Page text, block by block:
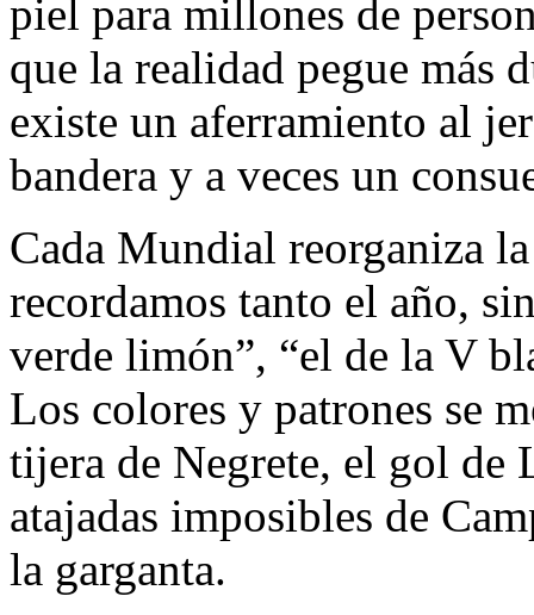
piel para millones de
que la realidad pegue más
existe un aferramiento al
bandera y a veces un
Cada Mundial reorganiza
recordamos tanto el año,
verde limón”, “el de la V
Los colores y patrones se
tijera de Negrete, el gol de
atajadas imposibles de
la garganta.